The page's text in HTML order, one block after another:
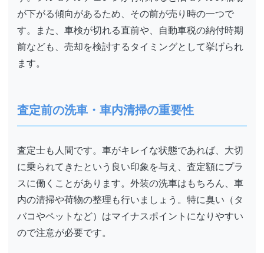
が下がる傾向があるため、その前が売り時の一つで
す。また、車検が切れる直前や、自動車税の納付時期
前なども、売却を検討するタイミングとして挙げられ
ます。
査定前の洗車・車内清掃の重要性
査定士も人間です。車がキレイな状態であれば、大切
に乗られてきたという良い印象を与え、査定額にプラ
スに働くことがあります。外装の洗車はもちろん、車
内の清掃や荷物の整理も行いましょう。特に臭い（タ
バコやペットなど）はマイナスポイントになりやすい
ので注意が必要です。